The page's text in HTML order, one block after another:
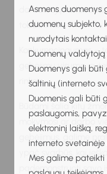
Asmens duomenys
duomenų subjekto,
nurodytais
Duomenų
Duomenys gali
šaltinių (interneto
Duomenis gali būti
paslaugomis,
elektroninį laišką,
interneto svetainėje
Mes galime pateikti
darbuotojų kaita,
tobulinimu.
Konkurencingumas –
gebėjimų visuma,
rinkoje.
Būdami šalia kitų
mokymosi ar darbo
gebėjimus, galime
ypač svarbūs, kai
pademonstruoti savo